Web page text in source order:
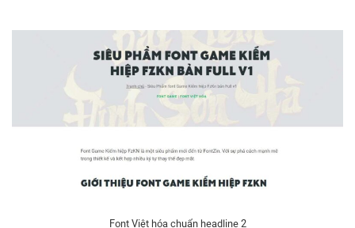
Font Việt hóa chuẩn headline 2